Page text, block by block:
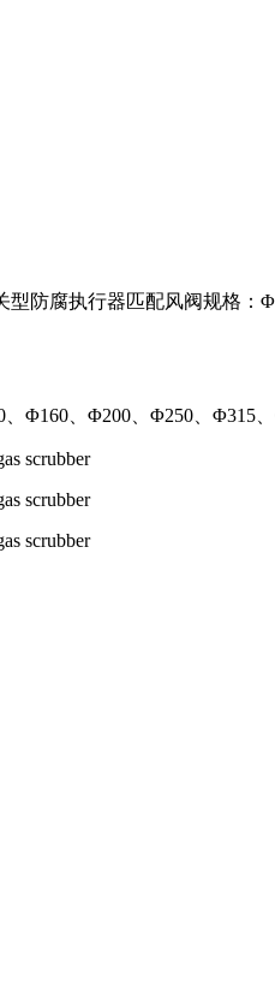
防腐执行器匹配风阀规格：
Φ160、Φ200、Φ250、Φ315